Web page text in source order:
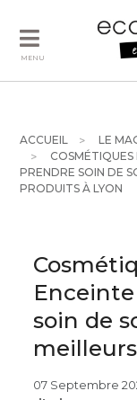
MENU
ACCUEIL
LE
PRENDRE SOIN DE
PRODUITS À LYON
soin de
07 Septembre